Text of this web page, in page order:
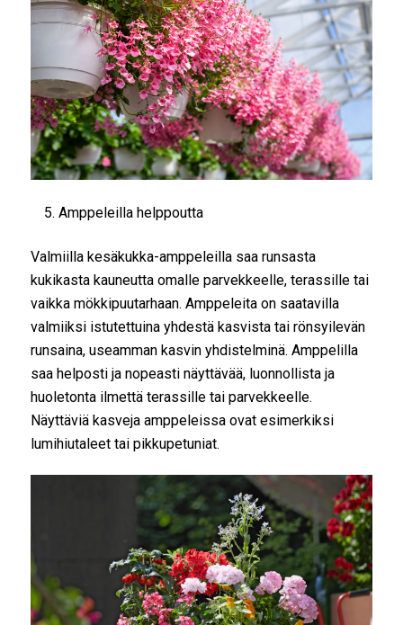
Amppeleilla helppoutta
Valmiilla kesäkukka-amppeleilla saa runsasta
kukikasta kauneutta omalle parvekkeelle, terassille tai
vaikka mökkipuutarhaan. Amppeleita on saatavilla
valmiiksi istutettuina yhdestä kasvista tai rönsyilevän
runsaina, useamman kasvin yhdistelminä. Amppelilla
saa helposti ja nopeasti näyttävää, luonnollista ja
huoletonta ilmettä terassille tai parvekkeelle.
Näyttäviä kasveja amppeleissa ovat esimerkiksi
lumihiutaleet tai pikkupetuniat.